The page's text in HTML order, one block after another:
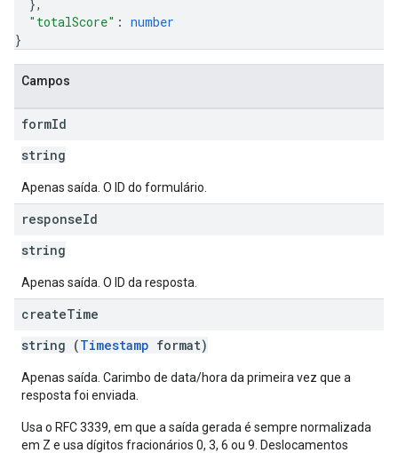
},
"totalScore" : number
}
Campos
formId
string
Apenas saída. O ID do formulário.
responseId
string
Apenas saída. O ID da resposta.
createTime
string (Timestamp format)
Apenas saída. Carimbo de data/hora da primeira vez que a
resposta foi enviada.
Usa o RFC 3339, em que a saída gerada é sempre normalizada
em Z e usa dígitos fracionários 0, 3, 6 ou 9. Deslocamentos